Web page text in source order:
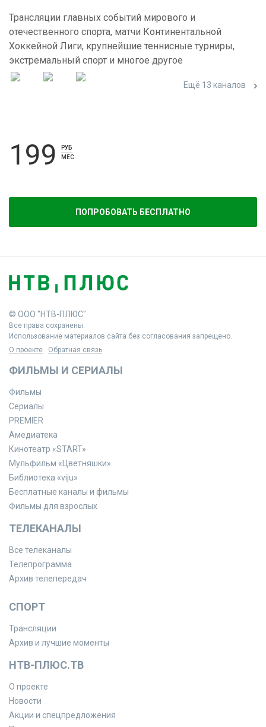
Трансляции главных событий мирового и
отечественного спорта, матчи Континентальной
Хоккейной Лиги, крупнейшие теннисные турниры,
экстремальный спорт и многое другое
Ещё 13 каналов
199
РУБ
МЕС
ПОПРОБОВАТЬ БЕСПЛАТНО
© ООО "НТВ-ПЛЮС"
Все права сохранены.
Использование материалов сайта без согласования запрещено.
О проекте
Обратная связь
ФИЛЬМЫ И СЕРИАЛЫ
Фильмы
Сериалы
PREMIER
Амедиатека
Кинотеатр «START»
Мульфильм «Цветняшки»
Библиотека «viju»
Бесплатные каналы и фильмы
Фильмы для взрослых
ТЕЛЕКАНАЛЫ
Все телеканалы
Телепрограмма
Архив телепередач
СПОРТ
Трансляции
Архив и лучшие моменты
НТВ-ПЛЮС.ТВ
О проекте
Новости
Акции и спецпредложения